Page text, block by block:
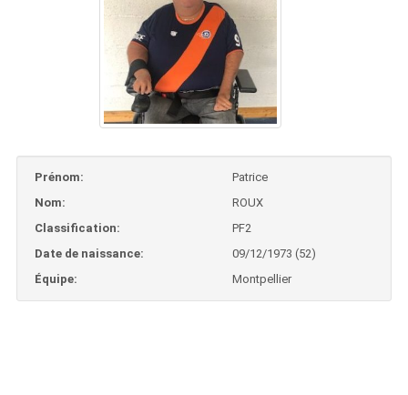
Prénom:
Patrice
Nom:
ROUX
Classification:
PF2
Date de naissance:
09/12/1973 (52)
Équipe:
Montpellier